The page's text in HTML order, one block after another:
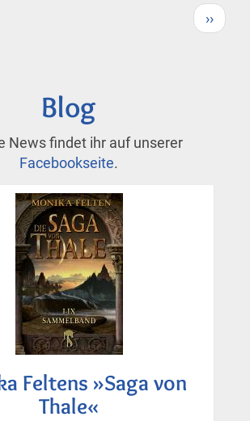
Seite
››
Blog
News findet ihr auf unserer
Facebookseite.
Feltens »Saga von
Thale«